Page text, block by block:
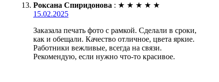
Роксана Спиридонова : ★ ★ ★ ★ ★
15.02.2025
Заказала печать фото с рамкой. Сделали в сроки,
как и обещали. Качество отличное, цвета яркие.
Работники вежливые, всегда на связи.
Рекомендую, если нужно что-то красивое.